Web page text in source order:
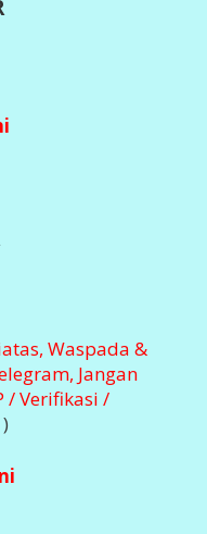
Waspada &
Jangan
/ Verifikasi /
)